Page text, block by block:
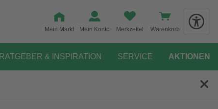
Mein Markt Mein Konto Merkzettel Warenkorb
RATGEBER & INSPIRATION SERVICE AKTIONEN